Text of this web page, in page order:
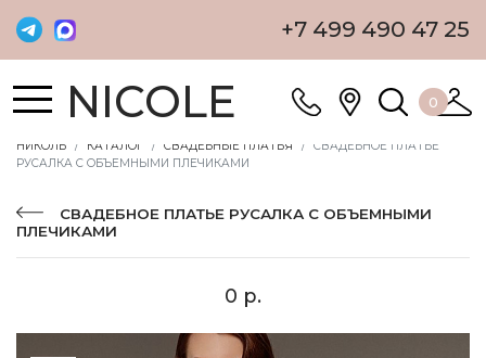
+7 499 490 47 25
NICOLE 0
НИКОЛЬ КАТАЛОГ СВАДЕБНЫЕ ПЛАТЬЯ
СВАДЕБНОЕ ПЛАТЬЕ
РУСАЛКА С ОБЪЕМНЫМИ ПЛЕЧИКАМИ
СВАДЕБНОЕ ПЛАТЬЕ РУСАЛКА С ОБЪЕМНЫМИ
ПЛЕЧИКАМИ
0 р.